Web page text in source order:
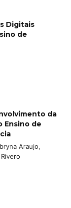
Digitais
de
da
Ensino de
Araujo,